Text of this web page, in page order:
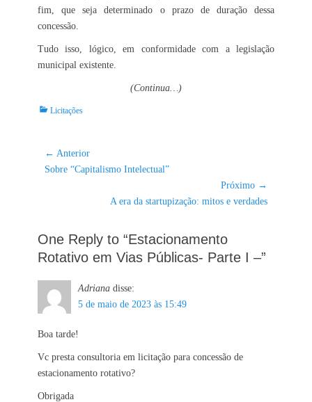
fim, que seja determinado o prazo de duração dessa
concessão.
Tudo isso, lógico, em conformidade com a legislação
municipal existente.
(Continua…)
Categorias:
Licitações
Navegação
de
← Anterior
Post
Sobre “Capitalismo Intelectual”
Próximo →
A era da startupização: mitos e verdades
One Reply to “Estacionamento
Rotativo em Vias Públicas- Parte I –”
Adriana disse:
5 de maio de 2023 às 15:49
Boa tarde!
Vc presta consultoria em licitação para concessão de
estacionamento rotativo?
Obrigada